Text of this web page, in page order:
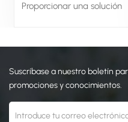
Proporcionar una solución
solares en su lugar. Con
instalación y propiedades
resistentes a la intemperie,
garantizan que su sistema
Suscríbase a nuestro boletín
promociones y conocimientos.